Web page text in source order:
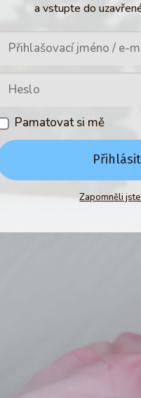
a vstupte do
Pamatovat si mě
Zapomněli